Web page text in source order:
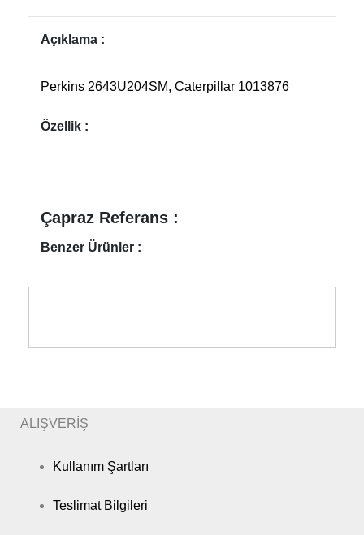
Açıklama :
Perkins 2643U204SM, Caterpillar 1013876
Özellik :
Çapraz Referans :
Benzer Ürünler :
ALIŞVERİŞ
Kullanım Şartları
Teslimat Bilgileri